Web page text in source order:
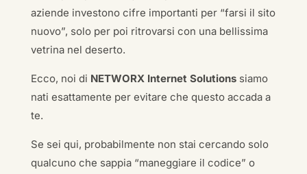
aziende investono cifre importanti per “farsi il sito
nuovo”, solo per poi ritrovarsi con una bellissima
vetrina nel deserto.
Ecco, noi di NETWORX Internet Solutionssiamo
nati esattamente per evitare che questo accada a
te.
Se sei qui, probabilmente non stai cercando solo
qualcuno che sappia “maneggiare il codice” o